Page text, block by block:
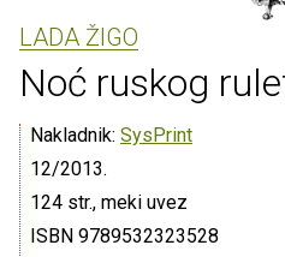
LADA ŽIGO
Noć ruskog
Nakladnik: SysPrint
12/2013.
124 str., meki uvez
ISBN 9789532323528